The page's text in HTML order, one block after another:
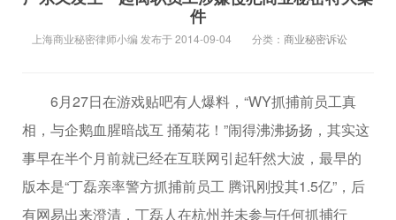
件
上海商业秘密律师小编 发布于 2014-09-04 分类： 商业秘密诉讼
6月27日在游戏贴吧有人爆料，“WY抓捕前员工真
相，与企鹅血腥暗战互 捅菊花！”闹得沸沸扬扬，其实这
事早在半个月前就已经在互联网引起轩然大波，最早的
版本是“丁磊亲率警方抓捕前员工 腾讯刚投其1.5亿”，后
有网易出来澄清，丁磊人在杭州并未参与任何抓捕行